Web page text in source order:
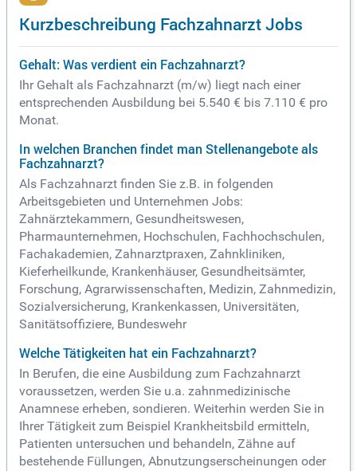
Kurzbeschreibung Fachzahnarzt Jobs
Gehalt: Was verdient ein Fachzahnarzt?
Ihr Gehalt als Fachzahnarzt (m/w) liegt nach einer
entsprechenden Ausbildung bei 5.540 € bis 7.110 € pro
Monat.
In welchen Branchen findet man Stellenangebote als
Fachzahnarzt?
Als Fachzahnarzt finden Sie z.B. in folgenden
Arbeitsgebieten und Unternehmen Jobs:
Zahnärztekammern, Gesundheitswesen,
Pharmaunternehmen, Hochschulen, Fachhochschulen,
Fachakademien, Zahnarztpraxen, Zahnkliniken,
Kieferheilkunde, Krankenhäuser, Gesundheitsämter,
Forschung, Agrarwissenschaften, Medizin, Zahnmedizin,
Sozialversicherung, Krankenkassen, Universitäten,
Sanitätsoffiziere, Bundeswehr
Welche Tätigkeiten hat ein Fachzahnarzt?
In Berufen, die eine Ausbildung zum Fachzahnarzt
voraussetzen, werden Sie u.a. zahnmedizinische
Anamnese erheben, sondieren. Weiterhin werden Sie in
Ihrer Tätigkeit zum Beispiel Krankheitsbild ermitteln,
Patienten untersuchen und behandeln, Zähne auf
bestehende Füllungen, Abnutzungserscheinungen oder